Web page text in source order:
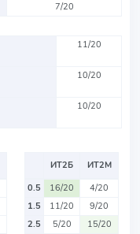
7/20
11/20
10/20
10/20
ИТ2Б
ИТ2М
0.5
16/20
4/20
1.5
11/20
9/20
2.5
5/20
15/20